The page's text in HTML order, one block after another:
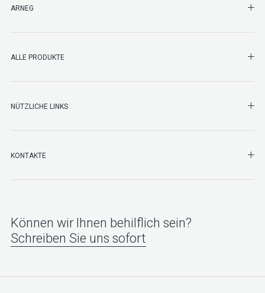
ARNEG
ALLE PRODUKTE
NÜTZLICHE LINKS
KONTAKTE
Können wir Ihnen behilflich sein?
Schreiben Sie uns sofort